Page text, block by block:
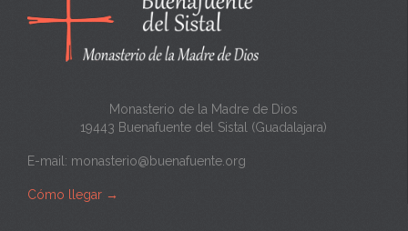
a
Monasterio de la Madre de Dios
19443 Buenafuente del Sistal (Guadalajara)
E-mail: monasterio@buenafuente.org
Cómo llegar →